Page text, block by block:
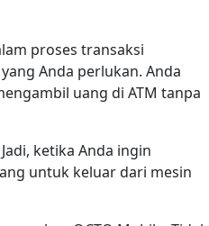
proses transaksi
Anda perlukan. Anda
uang di ATM tanpa
ketika Anda ingin
untuk keluar dari mesin